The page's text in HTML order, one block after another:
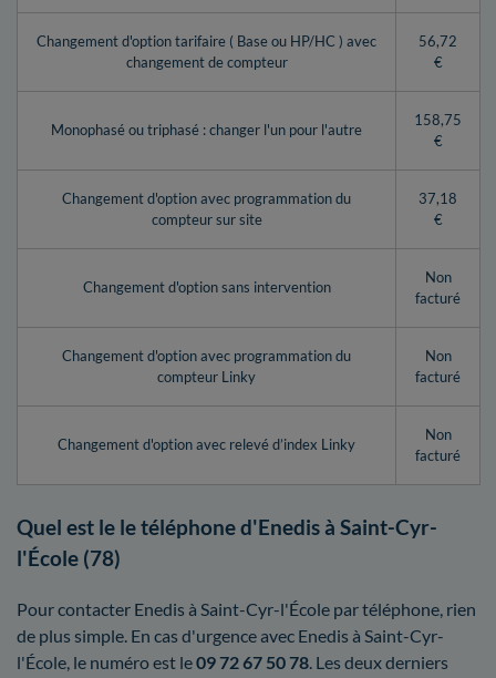
Changement d'option tarifaire ( Base ou HP/HC ) avec
changement de compteur
56,72
€
Monophasé ou triphasé : changer l'un pour l'autre
158,75
€
Changement d'option avec programmation du
compteur sur site
37,18
€
Changement d'option sans intervention
Non
facturé
Changement d'option avec programmation du
compteur Linky
Non
facturé
Changement d'option avec relevé d’index Linky
Non
facturé
Quel est le le téléphone d'Enedis à Saint-Cyr-
l'École (78)
Pour contacter Enedis à Saint-Cyr-l'École par téléphone, rien
de plus simple. En cas d'urgence avec Enedis à Saint-Cyr-
l'École, le numéro est le09 72 67 50 78 . Les deux derniers